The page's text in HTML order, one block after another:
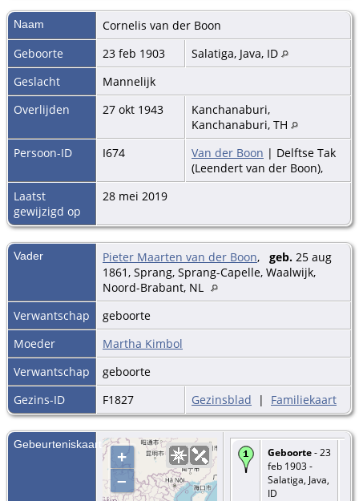
Naam Cornelis van der Boon
Geboorte
23 feb 1903
Salatiga, Java, ID
Geslacht
Mannelijk
Overlijden
27 okt 1943
Kanchanaburi,
Kanchanaburi, TH
Persoon-ID
I674 Van der Boon | Delftse Tak
(Leendert van der Boon),
Laatst
gewijzigd op
28 mei 2019
Vader Pieter Maarten van der Boon, geb. 25 aug
1861, Sprang, Sprang-Capelle, Waalwijk,
Noord-Brabant, NL
Verwantschap
geboorte
Moeder
Martha Kimbol
Verwantschap
geboorte
Gezins-ID
F1827 Gezinsblad | Familiekaart
Gebeurteniskaart
+
–
Geboorte- 23
feb 1903 -
Salatiga, Java,
ID